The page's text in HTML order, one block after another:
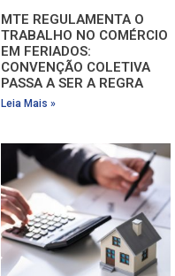
MTE REGULAMENTA O
TRABALHO NO COMÉRCIO
EM FERIADOS:
CONVENÇÃO COLETIVA
PASSA A SER A REGRA
Leia Mais »